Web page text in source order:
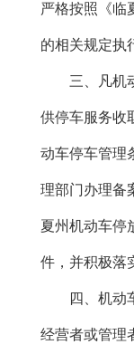
严格按照《临
的相关规定执
三、凡机
供停车服务收
动车停车管理
理部门办理备
夏州机动车停
件，并积极落
四、机动
经营者或管理